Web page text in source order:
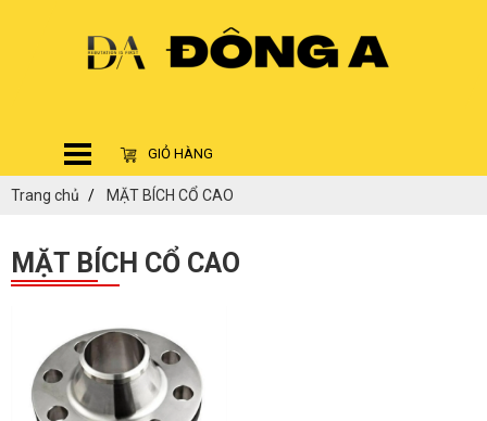
GIỎ HÀNG
Trang chủ MẶT BÍCH CỔ CAO
MẶT BÍCH CỔ CAO